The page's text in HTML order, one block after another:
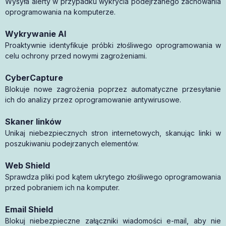
oprogramowania na komputerze.
Wykrywanie AI
Proaktywnie identyfikuje próbki złośliwego oprogramowania w
celu ochrony przed nowymi zagrożeniami.
CyberCapture
Blokuje nowe zagrożenia poprzez automatyczne przesyłanie
ich do analizy przez oprogramowanie antywirusowe.
Skaner linków
Unikaj niebezpiecznych stron internetowych, skanując linki w
poszukiwaniu podejrzanych elementów.
Web Shield
Sprawdza pliki pod kątem ukrytego złośliwego oprogramowania
przed pobraniem ich na komputer.
Email Shield
Blokuj niebezpieczne załączniki wiadomości e-mail, aby nie